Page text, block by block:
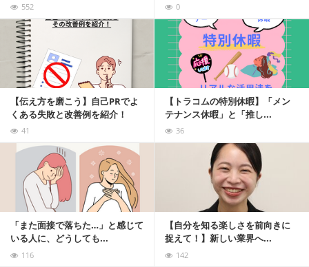
552 0
【伝え方を磨こう】自己PRでよ
くある失敗と改善例を紹介！
41
【トラコムの特別休暇】「メン
テナンス休暇」と「推し...
36
記事を読む
「また面接で落ちた…」と感じて
いる人に、どうしても...
116
【自分を知る楽しさを前向きに
捉えて！】新しい業界へ...
142
記事を読む